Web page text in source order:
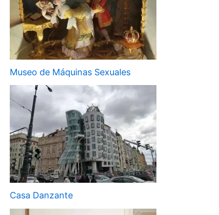
Museo de Máquinas Sexuales
Casa Danzante